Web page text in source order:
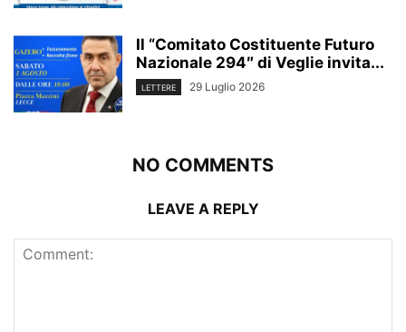
Il “Comitato Costituente Futuro
Nazionale 294″ di Veglie invita...
LETTERE 29 Luglio 2026
NO COMMENTS
LEAVE A REPLY